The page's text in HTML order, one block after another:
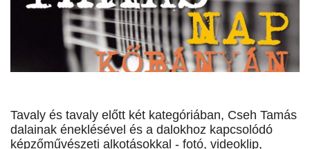
Tavaly és tavaly előtt két kategóriában, Cseh Tamás
dalainak éneklésével és a dalokhoz kapcsolódó
képzőművészeti alkotásokkal - fotó, videoklip,